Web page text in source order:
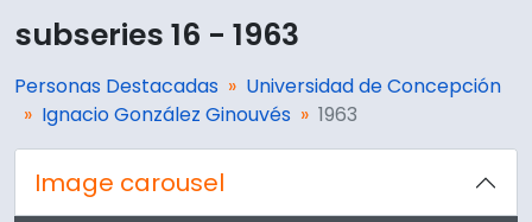
subseries 16 - 1963
Personas Destacadas
Universidad de Concepción
Ignacio González Ginouvés
1963
Image carousel